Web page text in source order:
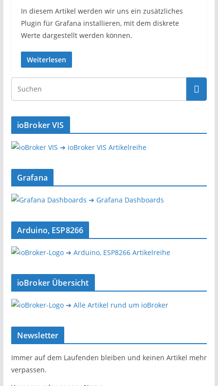
In diesem Artikel werden wir uns ein zusätzliches
Plugin für Grafana installieren, mit dem diskrete
Werte dargestellt werden können.
Weiterlesen
ioBroker VIS
➔ ioBroker VIS Artikelreihe
Grafana
➔ Grafana Dashboards
Arduino, ESP8266
➔ Arduino, ESP8266 Artikelreihe
ioBroker Übersicht
➔ Alle Artikel rund um ioBroker
Newsletter
Immer auf dem Laufenden bleiben und keinen Artikel mehr
verpassen.